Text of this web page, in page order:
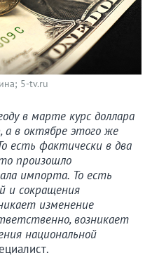
5-tv.ru
в марте курс доллара
а в октябре этого же
есть фактически в два
произошло
импорта. То есть
и сокращения
изменение
возникает
национальной